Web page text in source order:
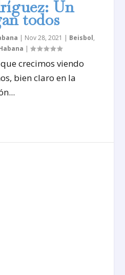
Un
todos
| Nov 28, 2021 | Beisbol,
|
crecimos viendo
bien claro en la